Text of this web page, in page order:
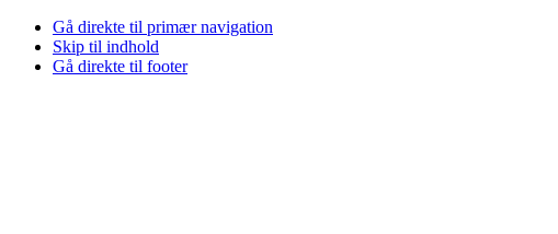
Gå direkte til primær navigation
Skip til indhold
Gå direkte til footer